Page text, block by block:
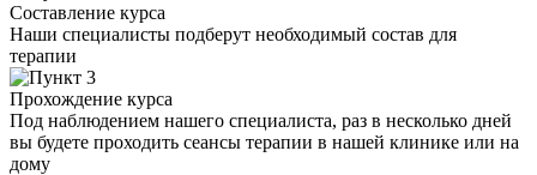
Составление курса
Наши специалисты подберут необходимый состав для
терапии
Прохождение курса
Под наблюдением нашего специалиста, раз в несколько дней
вы будете проходить сеансы терапии в нашей клинике или на
дому